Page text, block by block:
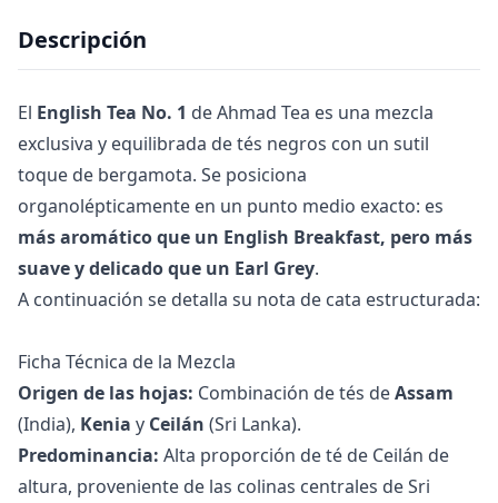
Descripción
El English Tea No. 1 de Ahmad Tea es una mezcla
exclusiva y equilibrada de tés negros con un sutil
toque de bergamota. Se posiciona
organolépticamente en un punto medio exacto: es
más aromático que un English Breakfast, pero más
suave y delicado que un Earl Grey.
A continuación se detalla su nota de cata estructurada:
Ficha Técnica de la Mezcla
Origen de las hojas: Combinación de tés deAssam
(India), Kenia y Ceilán (Sri Lanka).
Predominancia: Alta proporción de té de Ceilán de
altura, proveniente de las colinas centrales de Sri